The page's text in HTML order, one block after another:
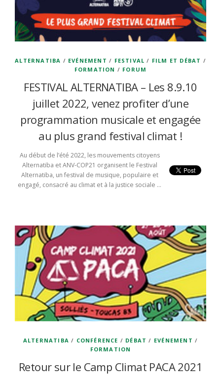
ALTERNATIBA / EVÉNEMENT / FESTIVAL / FILM ET DÉBAT /
FORMATION / FORUM
FESTIVAL ALTERNATIBA – Les 8.9.10
juillet 2022, venez profiter d’une
programmation musicale et engagée
au plus grand festival climat !
Au début de l’été 2022, les mouvements citoyens
Alternatiba et ANV-COP21 organisent le Festival
Alternatiba, un festival de musique, populaire et
engagé, consacré au climat et à la justice sociale …
ALTERNATIBA / CONFÉRENCE / DÉBAT / EVÉNEMENT /
FORMATION
Retour sur le Camp Climat PACA 2021